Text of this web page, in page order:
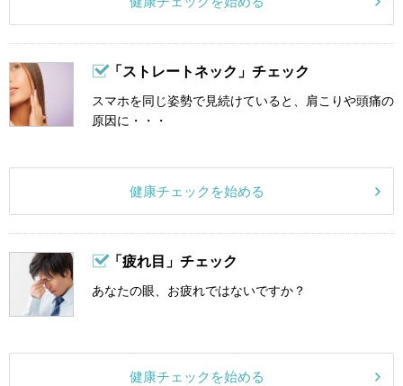
「ストレートネック」チェック
スマホを同じ姿勢で見続けていると、肩こりや頭痛の
原因に・・・
健康チェックを始める
「疲れ目」チェック
あなたの眼、お疲れではないですか？
健康チェックを始める